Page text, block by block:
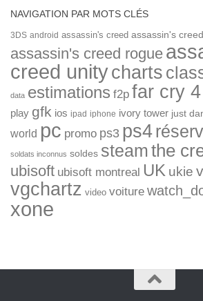
NAVIGATION PAR MOTS CLÉS
3DS android assassin's creed assassin's
assassin's creed rogue
creed unitycharts
data estimations f2p far cry 4
play gfk ios ipad iphone ivory tower just
world pc promo ps3 ps4
soldats inconnus soldes steamthe
ubisoft ubisoft montreal UK ukie
vgchartz video voiture
xone